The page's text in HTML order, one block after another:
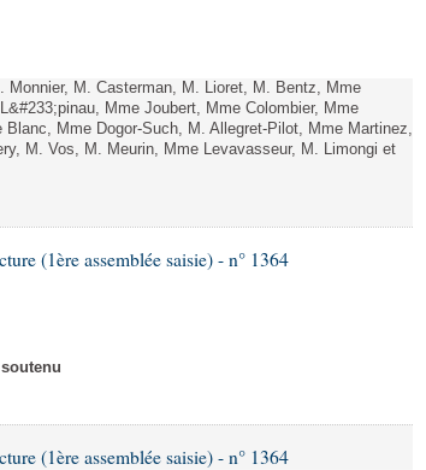
M. Casterman, M. Lioret, M. Bentz, Mme
Mme Joubert, Mme Colombier, Mme
Mme Dogor-Such, M. Allegret-Pilot, Mme Martinez,
M. Vos, M. Meurin, Mme Levavasseur, M. Limongi et
(1ère assemblée saisie) - n° 1364
(1ère assemblée saisie) - n° 1364